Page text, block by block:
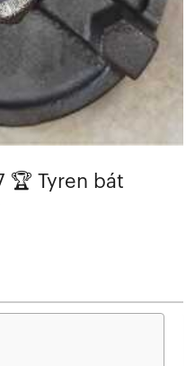
🏆 Tyren bát